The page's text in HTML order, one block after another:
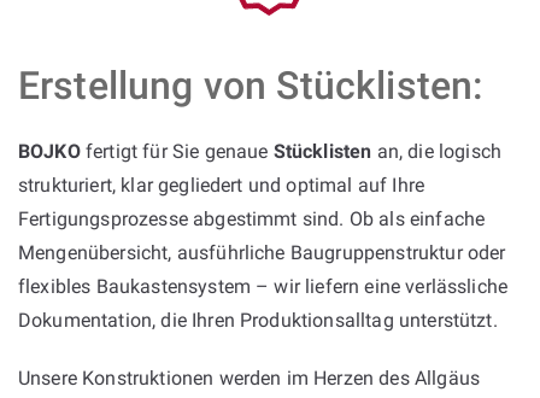
Erstellung von Stücklisten:
BOJKOfertigt für Sie genaue Stücklisten an, die logisch
strukturiert, klar gegliedert und optimal auf Ihre
Fertigungsprozesse abgestimmt sind. Ob als einfache
Mengenübersicht, ausführliche Baugruppenstruktur oder
flexibles Baukastensystem – wir liefern eine verlässliche
Dokumentation, die Ihren Produktionsalltag unterstützt.
Unsere Konstruktionen werden im Herzen des Allgäus